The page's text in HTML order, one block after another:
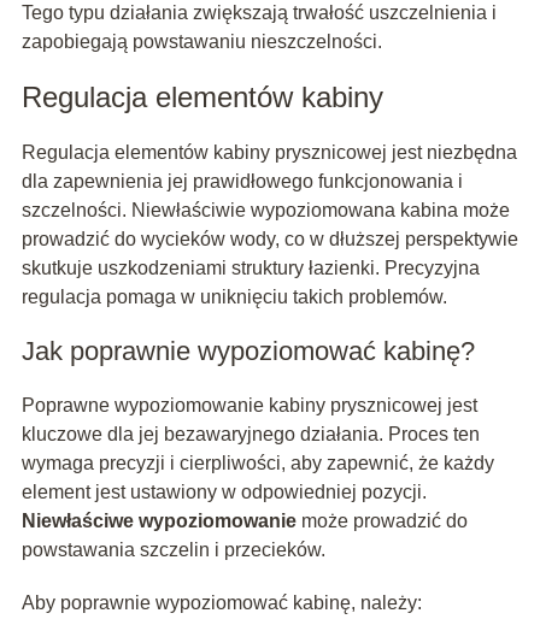
Tego typu działania zwiększają trwałość uszczelnienia i
zapobiegają powstawaniu nieszczelności.
Regulacja elementów kabiny
Regulacja elementów kabiny prysznicowej jest niezbędna
dla zapewnienia jej prawidłowego funkcjonowania i
szczelności. Niewłaściwie wypoziomowana kabina może
prowadzić do wycieków wody, co w dłuższej perspektywie
skutkuje uszkodzeniami struktury łazienki. Precyzyjna
regulacja pomaga w uniknięciu takich problemów.
Jak poprawnie wypoziomować kabinę?
Poprawne wypoziomowanie kabiny prysznicowej jest
kluczowe dla jej bezawaryjnego działania. Proces ten
wymaga precyzji i cierpliwości, aby zapewnić, że każdy
element jest ustawiony w odpowiedniej pozycji.
Niewłaściwe wypoziomowaniemoże prowadzić do
powstawania szczelin i przecieków.
Aby poprawnie wypoziomować kabinę, należy: